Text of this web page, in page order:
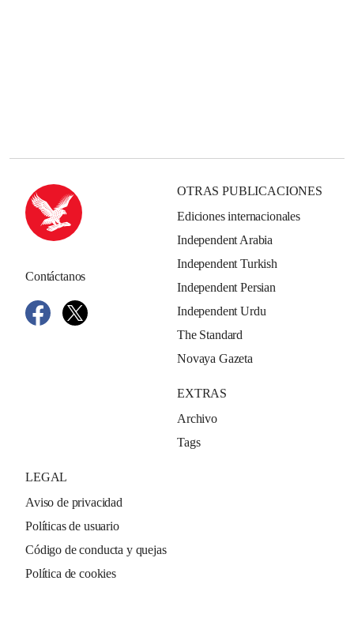
Contáctanos
OTRAS PUBLICACIONES
Ediciones internacionales
Independent Arabia
Independent Turkish
Independent Persian
Independent Urdu
The Standard
Novaya Gazeta
EXTRAS
Archivo
Tags
LEGAL
Aviso de privacidad
Políticas de usuario
Código de conducta y quejas
Política de cookies